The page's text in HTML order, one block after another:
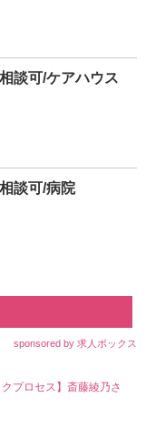
談可/ケアハウス
談可/病院
sponsored by 求人ボックス
クプロセス】斎藤綾乃さ